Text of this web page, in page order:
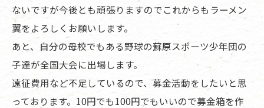
ないですが今後とも頑張りますのでこれからもラーメン
翼をよろしくお願いします。
あと、自分の母校でもある野球の蘇原スポーツ少年団の
子達が全国大会に出場します。
遠征費用など不足しているので、募金活動をしたいと思
っております。10円でも100円でもいいので募金箱を作